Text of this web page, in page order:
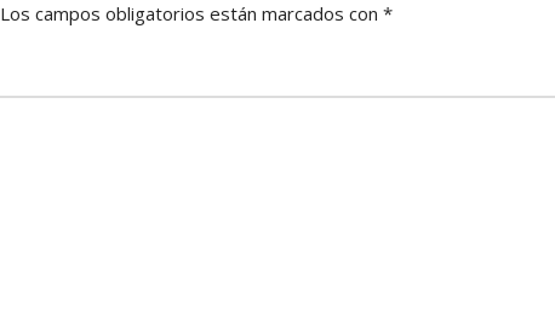
Los campos obligatorios están marcados con *